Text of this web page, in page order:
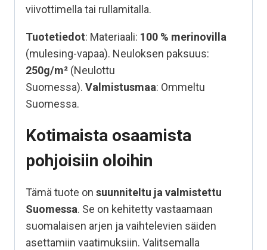
viivottimella tai rullamitalla.
Tuotetiedot: Materiaali: 100 % merinovilla
(mulesing-vapaa). Neuloksen paksuus:
250g/m² (Neulottu
Suomessa). Valmistusmaa: Ommeltu
Suomessa.
Kotimaista osaamista
pohjoisiin oloihin
Tämä tuote on suunniteltu ja valmistettu
Suomessa. Se on kehitetty vastaamaan
suomalaisen arjen ja vaihtelevien säiden
asettamiin vaatimuksiin. Valitsemalla